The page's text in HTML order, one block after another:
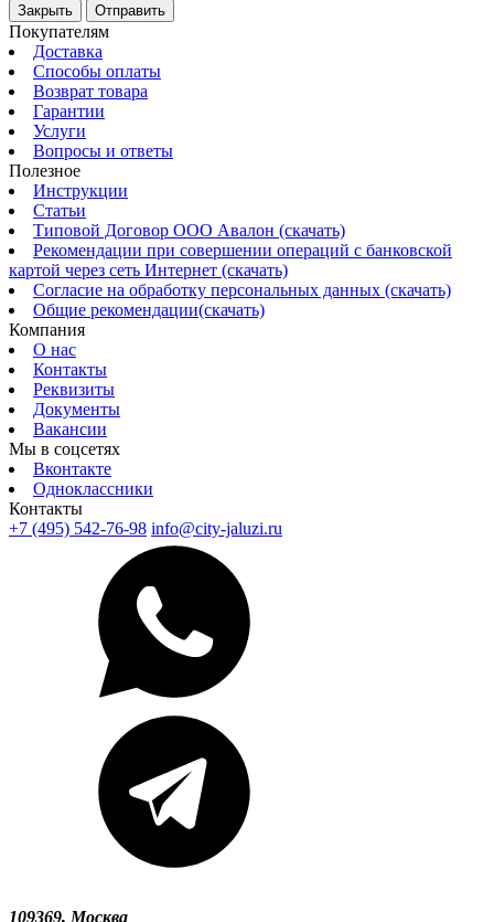
Закрыть Отправить
Покупателям
Доставка
Способы оплаты
Возврат товара
Гарантии
Услуги
Вопросы и ответы
Полезное
Инструкции
Статьи
Типовой Договор ООО Авалон (скачать)
Рекомендации при совершении операций с банковской
картой через сеть Интернет (скачать)
Согласие на обработку персональных данных (скачать)
Общие рекомендации(скачать)
Компания
О нас
Контакты
Реквизиты
Документы
Вакансии
Мы в соцсетях
Вконтакте
Одноклассники
Контакты
+7 (495) 542-76-98 info@city-jaluzi.ru
109369, Москва